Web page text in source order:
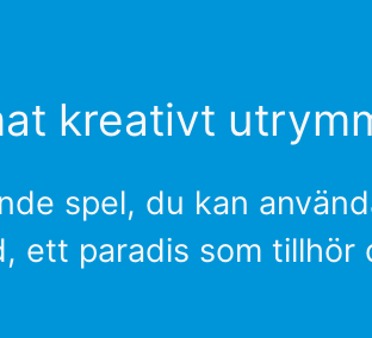
kreativt
spel, du kan
ett paradis som tillhör